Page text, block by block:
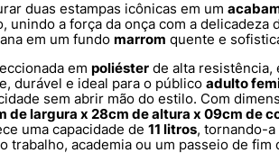
duas estampas icônicas em um
unindo a força da onça com a delicadeza
em um fundo marrom quente e
em poliéster de alta resistência,
durável e ideal para o público adulto
sem abrir mão do estilo. Com
de largura x 28cm de altura x 09cm de
uma capacidade de 11 litros, tornando-a
trabalho, academia ou um passeio de fim